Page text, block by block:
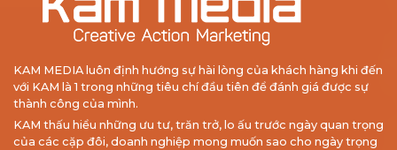
KAM MEDIA luôn định hướng sự hài lòng của khách hàng khi đến
với KAM là 1 trong những tiêu chí đầu tiên để đánh giá được sự
thành công của mình.
KAM thấu hiểu những ưu tư, trăn trở, lo ấu trước ngày quan trọng
của các cặp đôi, doanh nghiệp mong muốn sao cho ngày trọng